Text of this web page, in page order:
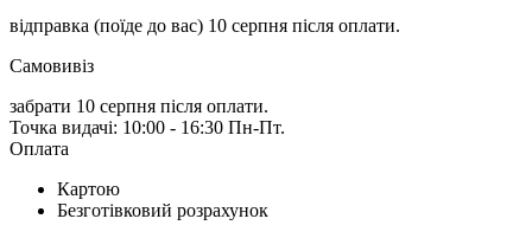
відправка (поїде до вас) 10 серпня після оплати.
Самовивіз
забрати 10 серпня після оплати.
Точка видачі: 10:00 - 16:30 Пн-Пт.
Оплата
Картою
Безготівковий розрахунок